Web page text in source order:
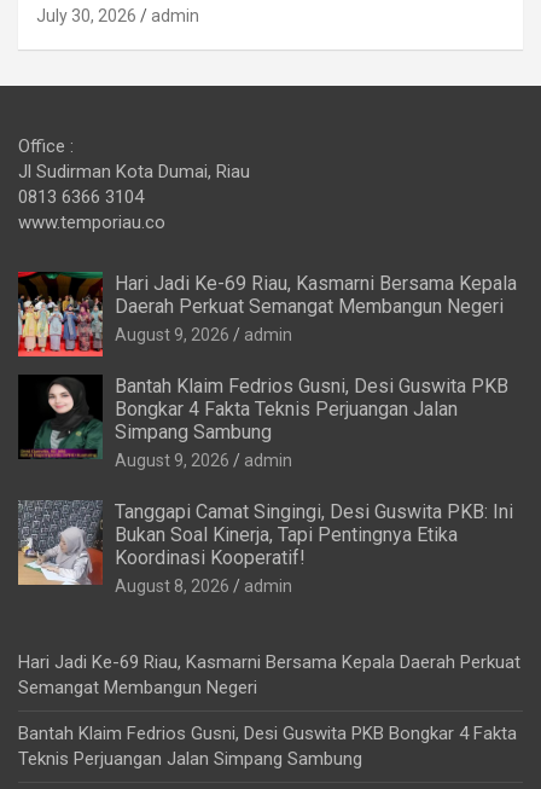
July 30, 2026 admin
Office :
Jl Sudirman Kota Dumai, Riau
0813 6366 3104
www.temporiau.co
Hari Jadi Ke-69 Riau, Kasmarni Bersama Kepala
Daerah Perkuat Semangat Membangun Negeri
August 9, 2026 admin
Bantah Klaim Fedrios Gusni, Desi Guswita PKB
Bongkar 4 Fakta Teknis Perjuangan Jalan
Simpang Sambung
August 9, 2026 admin
Tanggapi Camat Singingi, Desi Guswita PKB: Ini
Bukan Soal Kinerja, Tapi Pentingnya Etika
Koordinasi Kooperatif!
August 8, 2026 admin
Hari Jadi Ke-69 Riau, Kasmarni Bersama Kepala Daerah Perkuat
Semangat Membangun Negeri
Bantah Klaim Fedrios Gusni, Desi Guswita PKB Bongkar 4 Fakta
Teknis Perjuangan Jalan Simpang Sambung